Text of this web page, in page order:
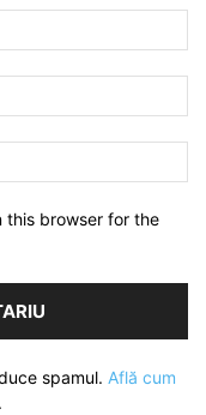
this browser for the
spamul. Află cum
.